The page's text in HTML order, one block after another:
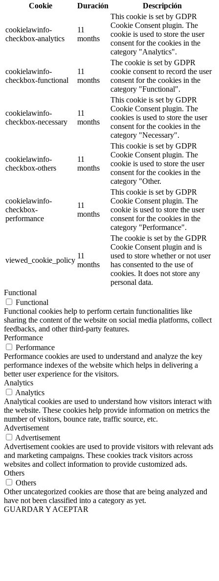
Cookie
Duración Descripción
cookielawinfo-
checkbox-analytics
11
months
This cookie is set by GDPR
Cookie Consent plugin. The
cookie is used to store the user
consent for the cookies in the
category "Analytics".
cookielawinfo-
checkbox-functional
11
months
The cookie is set by GDPR
cookie consent to record the user
consent for the cookies in the
category "Functional".
cookielawinfo-
checkbox-necessary
11
months
This cookie is set by GDPR
Cookie Consent plugin. The
cookies is used to store the user
consent for the cookies in the
category "Necessary".
cookielawinfo-
checkbox-others
11
months
This cookie is set by GDPR
Cookie Consent plugin. The
cookie is used to store the user
consent for the cookies in the
category "Other.
cookielawinfo-
checkbox-
performance
11
months
This cookie is set by GDPR
Cookie Consent plugin. The
cookie is used to store the user
consent for the cookies in the
category "Performance".
viewed_cookie_policy
11
months
The cookie is set by the GDPR
Cookie Consent plugin and is
used to store whether or not user
has consented to the use of
cookies. It does not store any
personal data.
Functional
Functional
Functional cookies help to perform certain functionalities like
sharing the content of the website on social media platforms, collect
feedbacks, and other third-party features.
Performance
Performance
Performance cookies are used to understand and analyze the key
performance indexes of the website which helps in delivering a
better user experience for the visitors.
Analytics
Analytics
Analytical cookies are used to understand how visitors interact with
the website. These cookies help provide information on metrics the
number of visitors, bounce rate, traffic source, etc.
Advertisement
Advertisement
Advertisement cookies are used to provide visitors with relevant ads
and marketing campaigns. These cookies track visitors across
websites and collect information to provide customized ads.
Others
Others
Other uncategorized cookies are those that are being analyzed and
have not been classified into a category as yet.
GUARDAR Y ACEPTAR